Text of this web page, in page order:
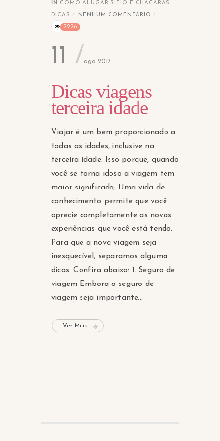
IN COMO ALUGAR SITIO E CHACARAS
DICAS NENHUM COMENTÁRIO
2226
11 ago 2017
Dicas viagens
terceira idade
Viajar é um bem proporcionado a
todas as idades, inclusive na
terceira idade. Isso porque, quando
você se torna idoso a viagem tem
maior significado; Uma vida de
conhecimento permite que você
aprecie completamente as novas
experiências que você está tendo.
Para que a nova viagem seja
inesquecível, separamos alguma
dicas. Confira abaixo: 1. Seguro de
viagem Embora o seguro de
viagem seja importante...
Ver Mais